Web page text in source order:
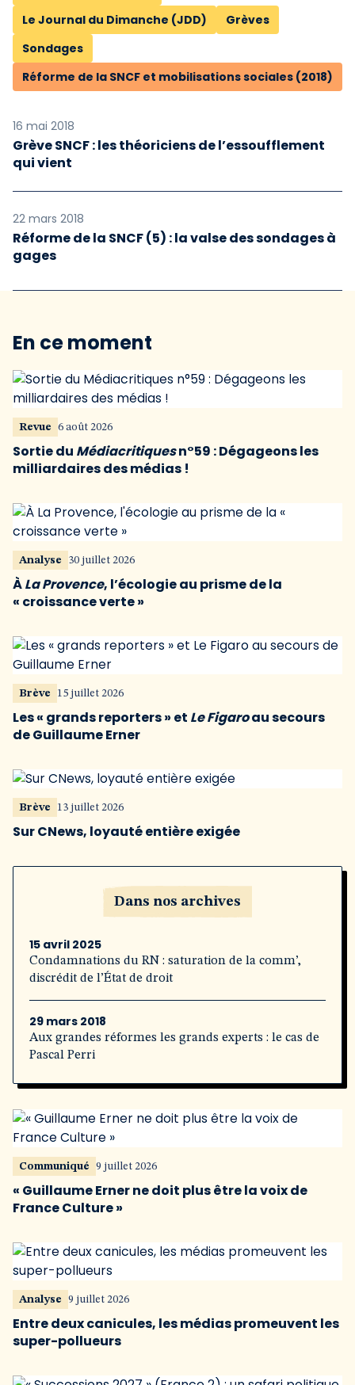
Le Journal du Dimanche (JDD)
Grèves
Sondages
Réforme de la SNCF et mobilisations sociales (2018)
16 mai 2018
Grève SNCF : les théoriciens de l’essoufflement
qui vient
22 mars 2018
Réforme de la SNCF (5) : la valse des sondages à
gages
En ce moment
Revue 6 août 2026
Sortie du Médiacritiquesn°59 : Dégageons les
milliardaires des médias !
Analyse 30 juillet 2026
ÀLa Provence, l’écologie au prisme de la
« croissance verte »
Brève 15 juillet 2026
Les « grands reporters » et Le Figaroau secours
de Guillaume Erner
Brève 13 juillet 2026
Sur CNews, loyauté entière exigée
Dans nos archives
15 avril 2025
Condamnations du RN : saturation de la comm’,
discrédit de l’État de droit
29 mars 2018
Aux grandes réformes les grands experts : le cas de
Pascal Perri
Communiqué 9 juillet 2026
« Guillaume Erner ne doit plus être la voix de
France Culture »
Analyse 9 juillet 2026
Entre deux canicules, les médias promeuvent les
super-pollueurs